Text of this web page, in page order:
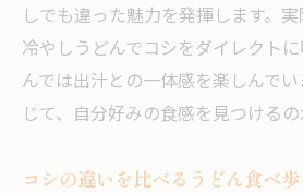
しでも違った魅力を発揮します。実
冷やしうどんでコシをダイレクト
んでは出汁との一体感を楽しんで
じて、自分好みの食感を見つけるの
コシの違いを比べるうどん食べ